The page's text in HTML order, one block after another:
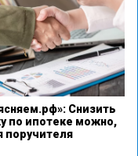
Снизить
по ипотеке можно,
поручителя